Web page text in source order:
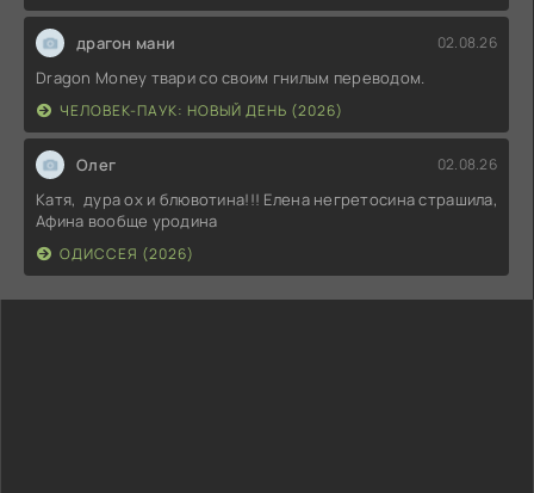
драгон мани 02.08.26
Dragon Money твари со своим гнилым переводом.
ЧЕЛОВЕК-ПАУК: НОВЫЙ ДЕНЬ (2026)
Олег 02.08.26
Катя, дура ох и блювотина!!! Елена негретосина страшила,
Афина вообще уродина
ОДИССЕЯ (2026)